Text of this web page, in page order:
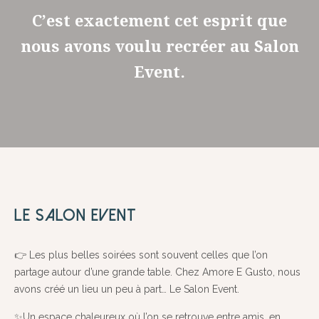
C’est exactement cet esprit que
nous avons voulu recréer au Salon
Event.
LE SALON EVENT
👉 Les plus belles soirées sont souvent celles que l’on
partage autour d’une grande table. Chez Amore E Gusto, nous
avons créé un lieu un peu à part… Le Salon Event.